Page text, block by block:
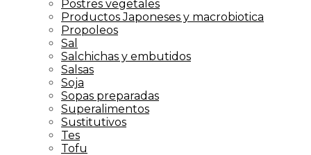
Postres vegetales
Productos Japoneses y macrobiotica
Propoleos
Sal
Salchichas y embutidos
Salsas
Soja
Sopas preparadas
Superalimentos
Sustitutivos
Tes
Tofu